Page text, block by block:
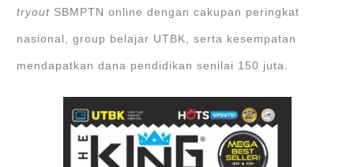
tryout SBMPTN online dengan cakupan peringkat
nasional, group belajar UTBK, serta kesempatan
mendapatkan dana pendidikan senilai 150 juta.